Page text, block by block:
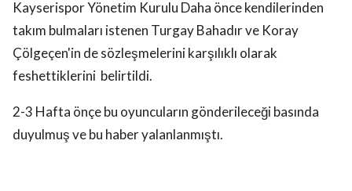
Kayserispor Yönetim Kurulu Daha önce kendilerinden
takım bulmaları istenen Turgay Bahadır ve Koray
Çölgeçen'in de sözleşmelerini karşılıklı olarak
feshettiklerini belirtildi.
2-3 Hafta önçe bu oyuncuların gönderileceği basında
duyulmuş ve bu haber yalanlanmıştı.